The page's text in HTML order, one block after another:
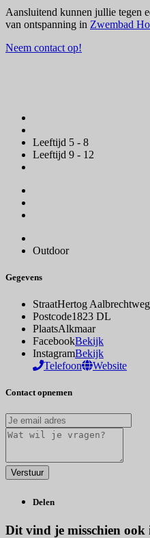
Aansluitend kunnen jullie tegen
van ontspanning in Zwembad
Neem contact op!
Leeftijd 5 - 8
Leeftijd 9 - 12
Outdoor
Gegevens
StraatHertog
Postcode1823 DL
PlaatsAlkmaar
FacebookBekijk
InstagramBekijk
Telefoon
Website
Contact opnemen
Delen
Dit vind je misschien ook